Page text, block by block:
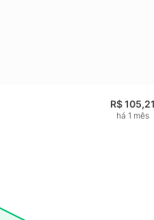
R$ 105,21
há 1 mês